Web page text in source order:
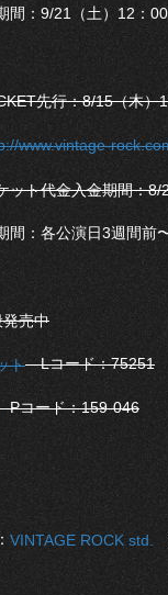
間：9/21（土）12：
先行：8/15（木
www.vintage-
ット代金入金期間：
間：各公演日3週間前
売中
トLコード：75251
コード：159-046
VINTAGE ROCK std.